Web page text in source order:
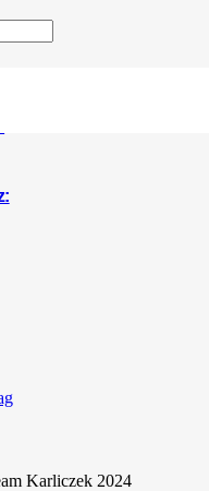
Karliczek 2024